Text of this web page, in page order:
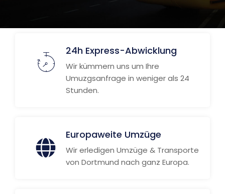
24h Express-Abwicklung
Wir kümmern uns um Ihre
Umuzgsanfrage in weniger als 24
Stunden.
Europaweite Umzüge
Wir erledigen Umzüge & Transporte
von Dortmund nach ganz Europa.